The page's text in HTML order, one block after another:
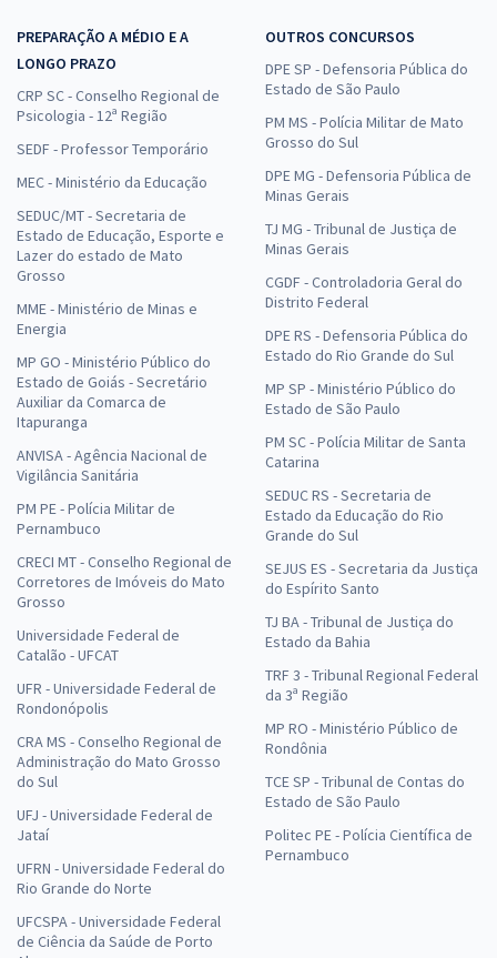
PREPARAÇÃO A MÉDIO E A
LONGO PRAZO
CRP SC - Conselho Regional de
Psicologia - 12ª Região
SEDF - Professor Temporário
MEC - Ministério da Educação
SEDUC/MT - Secretaria de
Estado de Educação, Esporte e
Lazer do estado de Mato
Grosso
MME - Ministério de Minas e
Energia
MP GO - Ministério Público do
Estado de Goiás - Secretário
Auxiliar da Comarca de
Itapuranga
ANVISA - Agência Nacional de
Vigilância Sanitária
PM PE - Polícia Militar de
Pernambuco
CRECI MT - Conselho Regional de
Corretores de Imóveis do Mato
Grosso
Universidade Federal de
Catalão - UFCAT
UFR - Universidade Federal de
Rondonópolis
CRA MS - Conselho Regional de
Administração do Mato Grosso
do Sul
UFJ - Universidade Federal de
Jataí
UFRN - Universidade Federal do
Rio Grande do Norte
UFCSPA - Universidade Federal
de Ciência da Saúde de Porto
OUTROS CONCURSOS
DPE SP - Defensoria Pública do
Estado de São Paulo
PM MS - Polícia Militar de Mato
Grosso do Sul
DPE MG - Defensoria Pública de
Minas Gerais
TJ MG - Tribunal de Justiça de
Minas Gerais
CGDF - Controladoria Geral do
Distrito Federal
DPE RS - Defensoria Pública do
Estado do Rio Grande do Sul
MP SP - Ministério Público do
Estado de São Paulo
PM SC - Polícia Militar de Santa
Catarina
SEDUC RS - Secretaria de
Estado da Educação do Rio
Grande do Sul
SEJUS ES - Secretaria da Justiça
do Espírito Santo
TJ BA - Tribunal de Justiça do
Estado da Bahia
TRF 3 - Tribunal Regional Federal
da 3ª Região
MP RO - Ministério Público de
Rondônia
TCE SP - Tribunal de Contas do
Estado de São Paulo
Politec PE - Polícia Científica de
Pernambuco